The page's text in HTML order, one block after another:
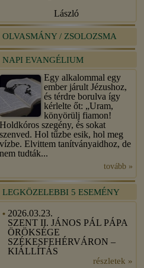
László
OLVASMÁNY / ZSOLOZSMA
NAPI EVANGÉLIUM
Egy alkalommal egy
ember járult Jézushoz,
és térdre borulva így
kérlelte őt: „Uram,
könyörülj fiamon!
Holdkóros szegény, és sokat
szenved. Hol tűzbe esik, hol meg
vízbe. Elvittem tanítványaidhoz, de
nem tudták...
tovább »
LEGKÖZELEBBI 5 ESEMÉNY
2026.03.23.
SZENT II. JÁNOS PÁL PÁPA
ÖRÖKSÉGE
SZÉKESFEHÉRVÁRON –
KIÁLLÍTÁS
részletek »